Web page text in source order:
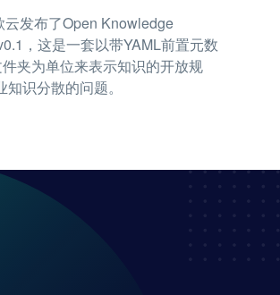
发布了Open Knowledge
，这是一套以带YAML前置元数
夹为单位来表示知识的开放规
识分散的问题。